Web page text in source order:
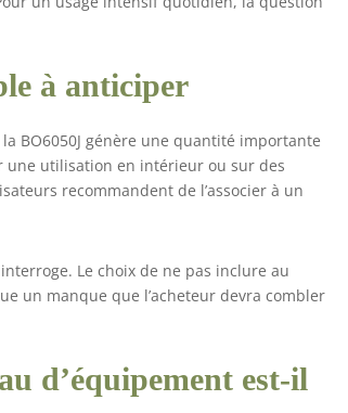
à anticiper
BO6050J génère une quantité importante
une utilisation en intérieur ou sur des
recommandent de l’associer à un
Le choix de ne pas inclure au
un manque que l’acheteur devra combler
d’équipement est-il